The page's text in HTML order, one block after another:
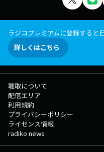
ラジコプレミアムに登録すると
詳しくはこちら
聴取について
配信エリア
利用規約
プライバシーポリシー
ライセンス情報
radiko news